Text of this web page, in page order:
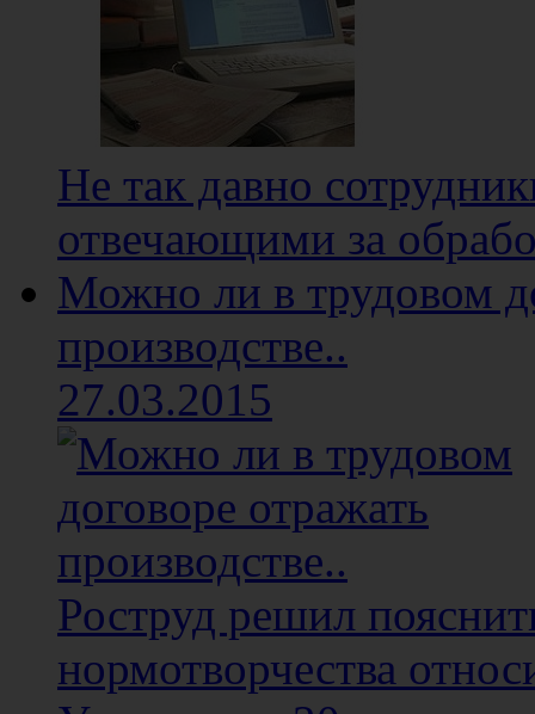
Не так давно
отвечающими за
Можно ли в трудовом
производстве..
27.03.2015
Роструд решил
нормотворчества